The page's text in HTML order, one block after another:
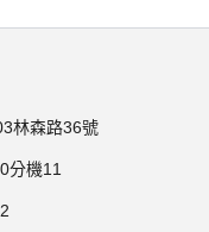
林森路36號
分機11